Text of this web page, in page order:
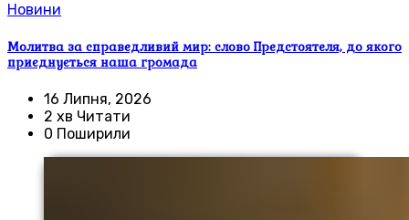
Новини
Молитва за справедливий мир: слово Предстоятеля, до якого
приєднується наша громада
16 Липня, 2026
2 хв Читати
0 Поширили